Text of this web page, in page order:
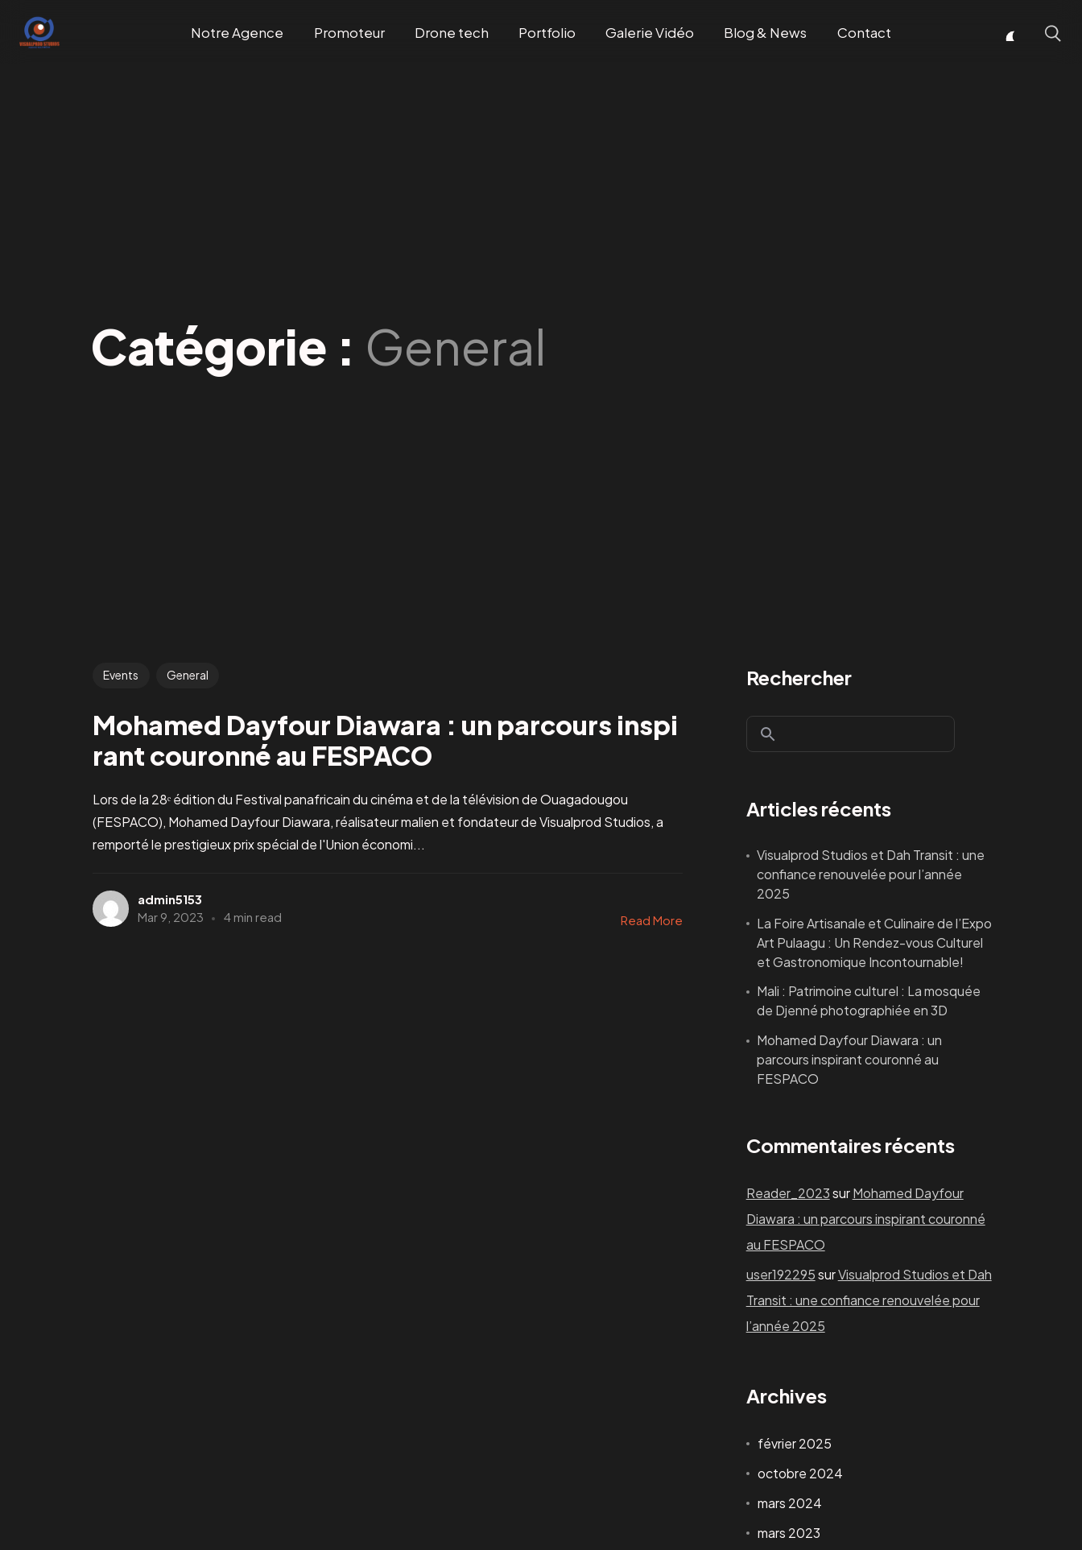
Notre Agence Promoteur Drone tech Portfolio Galerie Vidéo Blog & News Contact
Catégorie : General
Events General
Mohamed Dayfour Diawara : un parcours inspi
rant couronné au FESPACO
Lors de la 28ᵉ édition du Festival panafricain du cinéma et de la télévision de Ouagadougou
(FESPACO), Mohamed Dayfour Diawara, réalisateur malien et fondateur de Visualprod Studios, a
remporté le prestigieux prix spécial de l'Union économi...
admin5153
Mar 9, 2023
4 min read Read More
Rechercher
Articles récents
Visualprod Studios et Dah Transit : une
confiance renouvelée pour l’année
2025
La Foire Artisanale et Culinaire de l’Expo
Art Pulaagu : Un Rendez-vous Culturel
et Gastronomique Incontournable!
Mali : Patrimoine culturel : La mosquée
de Djenné photographiée en 3D
Mohamed Dayfour Diawara : un
parcours inspirant couronné au
FESPACO
Commentaires récents
Reader_2023surMohamed Dayfour
Diawara : un parcours inspirant couronné
au FESPACO
user192295surVisualprod Studios et Dah
Transit : une confiance renouvelée pour
l’année 2025
Archives
février 2025
octobre 2024
mars 2024
mars 2023